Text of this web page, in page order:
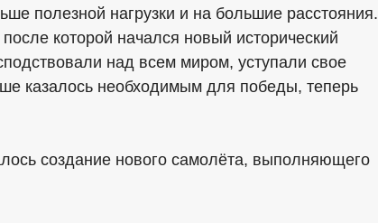
полезной нагрузки и на большие расстояния.
которой начался новый исторический
над всем миром, уступали свое
казалось необходимым для победы, теперь
создание нового самолёта, выполняющего